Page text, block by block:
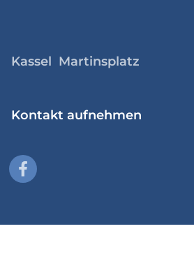
Kassel Martinsplatz
Kontakt aufnehmen